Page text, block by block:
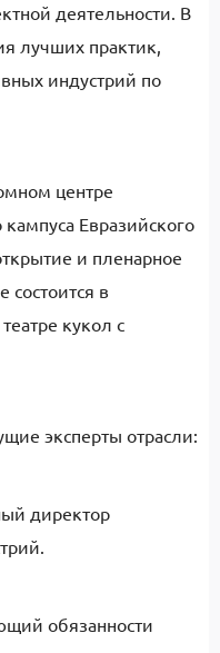
деятельности. В
лучших практик,
индустрий по
центре
Евразийского
и пленарное
состоится в
кукол с
эксперты отрасли:
директор
обязанности